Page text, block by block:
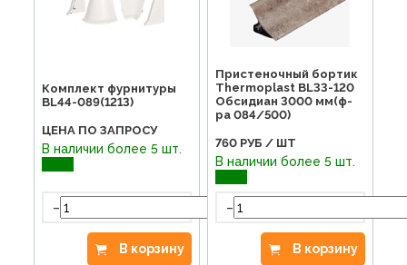
Комплект фурнитуры
BL44-089(1213)
ЦЕНА ПО ЗАПРОСУ
В наличии более 5 шт.
-
В корзину
Пристеночный бортик
Thermoplast BL33-120
Обсидиан 3000 мм(ф-
ра 084/500)
760 РУБ / ШТ
В наличии более 5 шт.
-
В корзину